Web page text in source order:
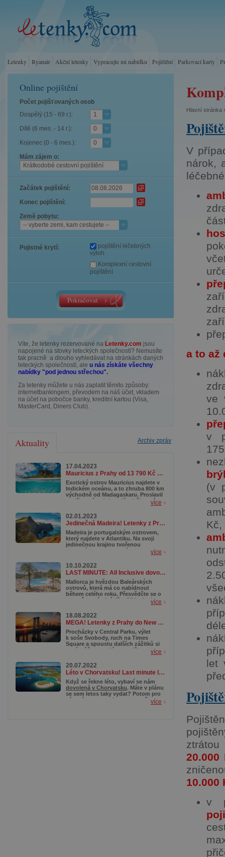
Letenky Ryanair Akční letenky Vypracujte mi nabídku Pojištění Parkovací karty
Online pojištění
Počet pojišťovaných osob
Dospělý (15 - 69 r.):
1
Dítě (6 mes. - 14 r.):
0
Kojenec (0 - 6 mes.):
0
Mám zájem o:
Krátkodobé cestovní pojištění
Začátek pojištění:
Konec pojištění:
Země pobytu:
-- vyberte zemi, kam cestujete --
Pojistné krytí:
pojištění léčebných
výloh
Komplexní cestovní
pojištění
Víte, že letenky rezervované na Letenky.com jsou
napojené na stovky leteckých společností? Nemusíte
tak pracně a dlouho vyhledávat na stránkách daných
leteckých společností, ale u nás získáte všechny
nabídky "pod jednou střechou".
Za letenky můžete u nás zaplatit těmito způsoby:
internetbankingem, převodem na náš účet, vkladem
na účet na pobočce banky, kreditní kartou (Visa,
MasterCard, Diners Club).
Archiv zpráv
Aktuality
17.04.2023
Mauricius z Prahy od 13 790 Kč se zavazadlem a v top termínech
Exotický ostrov Mauricius najdete v
Indickém oceánu, a to zhruba 800 km
východně od Madagaskaru. Proslavil
se díky svým dokonalým bělostným
korálovým útesům, které lákají
potápěče z celého světa. Kromě toho
se tady ukrývají nádherné přírodní
rezervace a národní parky, kde
můžete objevovat pestrou faunu a
flóru.
více
02.01.2023
Jedinečná Madeira! Letenky z Prahy od 3 890 Kč s termíny až do října
Madeira je portugalským ostrovem,
který najdete v Atlantiku. Na svoji
jedinečnou krajinu tvořenou
tropickými rostlinami, útesy,
zahradami a samozřejmě
dechberoucími stezkami či horami
láká zejména milovníky turistiky. A
právě i díky své podobnosti
s Havajskými ostrovy je nazývána
Havají Atlantiku. Pro nás je tak mimo
jiné skvělou alternativou, když se
nám na vzdálenou a dražší Havaj
více
10.10.2022
LAST MINUTE: All Inclusive dovolená na Mallorce od 10 990 Kč
Mallorca je hvězdou Baleárských
ostrovů, která má co nabídnout
během celého roku. Přesvědčte se o
tom už za pár dní díky All Inclusive
pobytu s fantastickou cenovkou.
Čekají na vás romantické procházky
po pláži či malebná městečka. Jestli
ale dáváte přednost o něco
aktivnějšímu programu, naplánujte si
turistiku. Mallorca má nádherná
pohoří, k jejichž prozkoumávání
vám aktuální podzimní teploty přímo
více
18.08.2022
MEGA! Letenky z Prahy do New Yorku od 7 990 Kč
Procházky v Central Parku, výlet
k soše Svobody, ruch na Times
Square a spoustu dalších zážitků si
nyní můžete naplánovat díky super
Letíte z Prahy od neuvěřitelných
7 990 Kč. Moc ale neotálejte, akce
totiž platí už jen do zítřka (19. srpna
2022) nebo do vyprodání.
více
20.07.2022
Léto v Chorvatsku! Last minute letenky od 464 Kč
Když se řekne léto, vybaví se nám
dovolená v Chorvatsku. Máte v plánu
se sem letos taky vydat? Potom pro
vás máme super tip – zapomeňte na
nekonečnou a únavnou cestu autem
více
Hlavní stránka
V
nárok,
a to až
ve
v
(v
Kč,
let
20.000
10.000
v